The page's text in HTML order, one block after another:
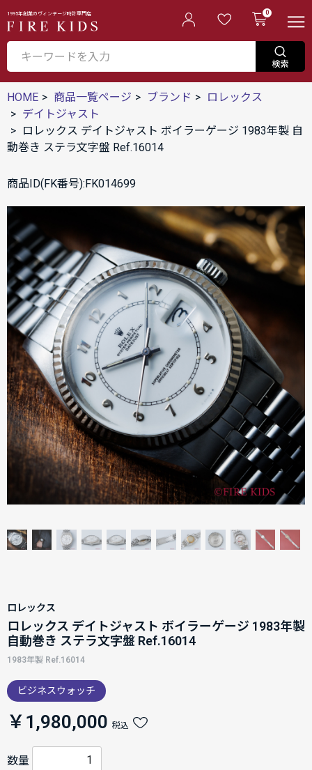
1995年創業のヴィンテージ時計専門店 0
HOME 商品一覧ページ ブランド
ロレックス
デイトジャスト
ロレックス デイトジャスト ボイラーゲージ 1983年製 自
動巻き ステラ文字盤 Ref.16014
商品ID(FK番号):FK014699
ロレックス
ロレックス デイトジャスト ボイラーゲージ 1983年製
自動巻き ステラ文字盤 Ref.16014
1983年製 Ref.16014
ビジネスウォッチ
￥1,980,000 税込
数量